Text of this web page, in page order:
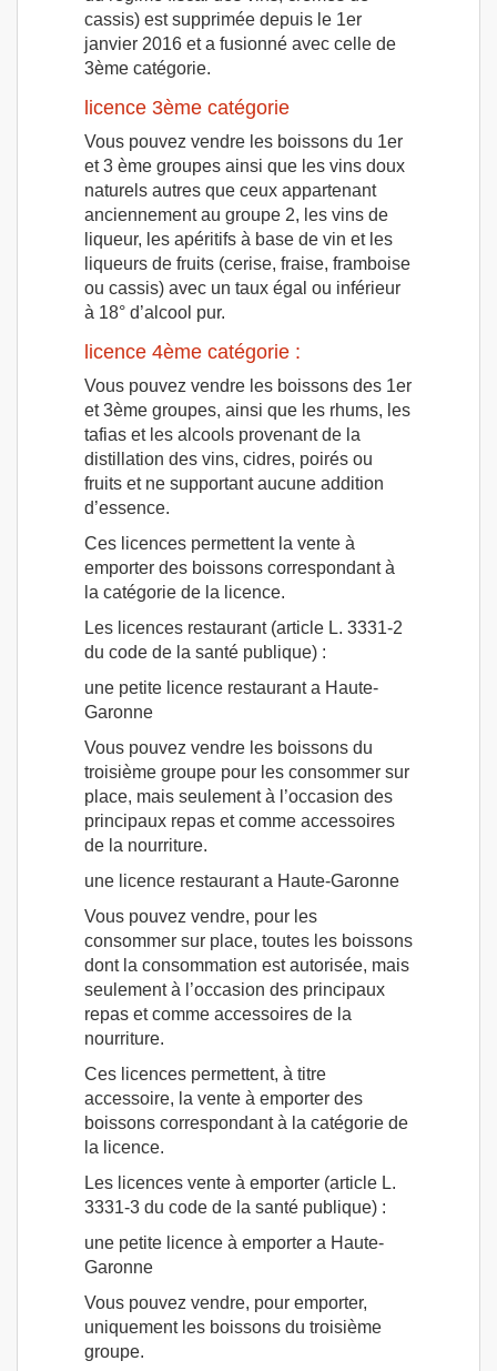
cassis) est supprimée depuis le 1er
janvier 2016 et a fusionné avec celle de
3ème catégorie.
licence 3ème catégorie
Vous pouvez vendre les boissons du 1er
et 3 ème groupes ainsi que les vins doux
naturels autres que ceux appartenant
anciennement au groupe 2, les vins de
liqueur, les apéritifs à base de vin et les
liqueurs de fruits (cerise, fraise, framboise
ou cassis) avec un taux égal ou inférieur
à 18° d’alcool pur.
licence 4ème catégorie :
Vous pouvez vendre les boissons des 1er
et 3ème groupes, ainsi que les rhums, les
tafias et les alcools provenant de la
distillation des vins, cidres, poirés ou
fruits et ne supportant aucune addition
d’essence.
Ces licences permettent la vente à
emporter des boissons correspondant à
la catégorie de la licence.
Les licences restaurant (article L. 3331-2
du code de la santé publique) :
une petite licence restaurant a Haute-
Garonne
Vous pouvez vendre les boissons du
troisième groupe pour les consommer sur
place, mais seulement à l’occasion des
principaux repas et comme accessoires
de la nourriture.
une licence restaurant a Haute-Garonne
Vous pouvez vendre, pour les
consommer sur place, toutes les boissons
dont la consommation est autorisée, mais
seulement à l’occasion des principaux
repas et comme accessoires de la
nourriture.
Ces licences permettent, à titre
accessoire, la vente à emporter des
boissons correspondant à la catégorie de
la licence.
Les licences vente à emporter (article L.
3331-3 du code de la santé publique) :
une petite licence à emporter a Haute-
Garonne
Vous pouvez vendre, pour emporter,
uniquement les boissons du troisième
groupe.